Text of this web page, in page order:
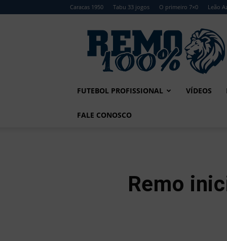
Caracas 1950 Tabu 33 jogos O primeiro 7×0 Leão
Remo
FUTEBOL PROFISSIONAL VÍDEOS
FALE CONOSCO
Remo